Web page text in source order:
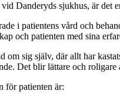
Danderyds sjukhus, är det
i patientens vård och
och patienten med sina
om sig själv, där allt har
Det blir lättare och
för patienten är: